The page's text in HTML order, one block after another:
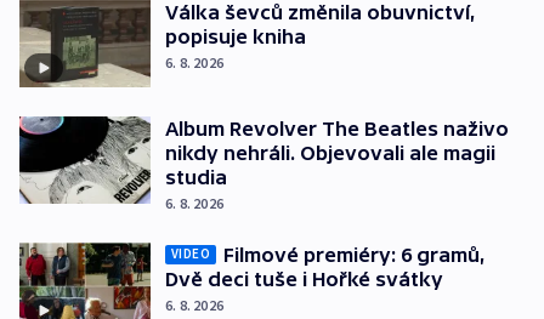
Válka ševců změnila obuvnictví,
popisuje kniha
6. 8. 2026
Album Revolver The Beatles naživo
nikdy nehráli. Objevovali ale magii
studia
6. 8. 2026
VIDEO
Filmové premiéry: 6 gramů,
Dvě deci tuše i Hořké svátky
6. 8. 2026